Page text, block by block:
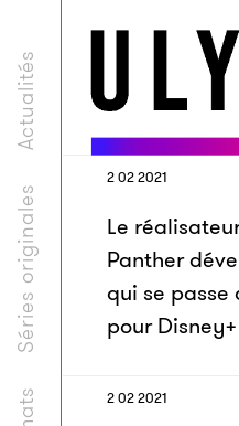
Séries originales
Actualités
2 02 2021
Le
Panther
qui se passe
pour Disney+
2 02 2021